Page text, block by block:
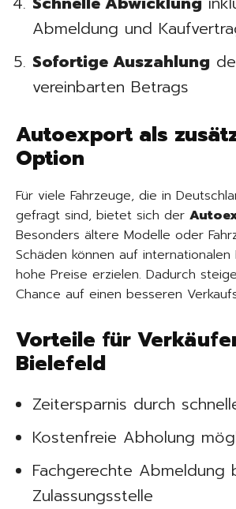
Abmeldung und
Sofortige Auszahlung
vereinbarten Betrags
Autoexport als
Option
Für viele Fahrzeuge, die in
gefragt sind, bietet sich der
Besonders ältere Modelle oder
Schäden können auf
hohe Preise erzielen. Dadurch
Chance auf einen besseren
Vorteile für
Bielefeld
Zeitersparnis durch
Kostenfreie Abholung
Fachgerechte Abmeldung
Zulassungsstelle